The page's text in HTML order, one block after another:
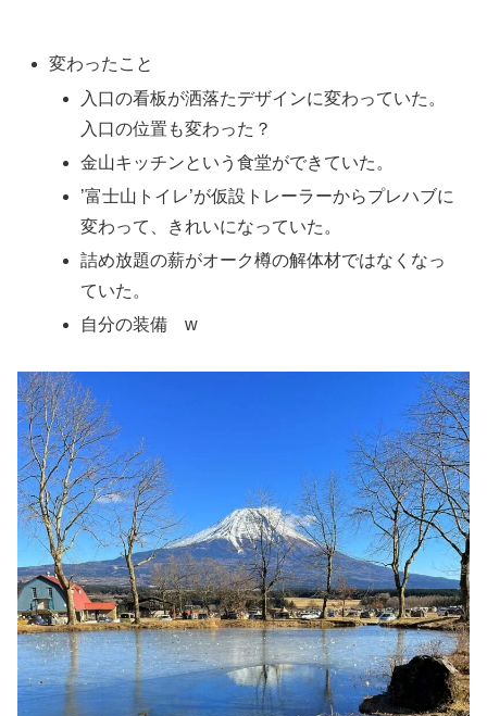
変わったこと
入口の看板が洒落たデザインに変わっていた。
入口の位置も変わった？
金山キッチンという食堂ができていた。
’富士山トイレ’が仮設トレーラーからプレハブに
変わって、きれいになっていた。
詰め放題の薪がオーク樽の解体材ではなくなっ
ていた。
自分の装備 w